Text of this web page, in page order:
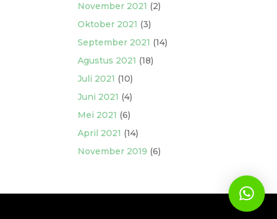
November 2021 (2)
Oktober 2021 (3)
September 2021 (14)
Agustus 2021 (18)
Juli 2021 (10)
Juni 2021 (4)
Mei 2021 (6)
April 2021 (14)
November 2019 (6)